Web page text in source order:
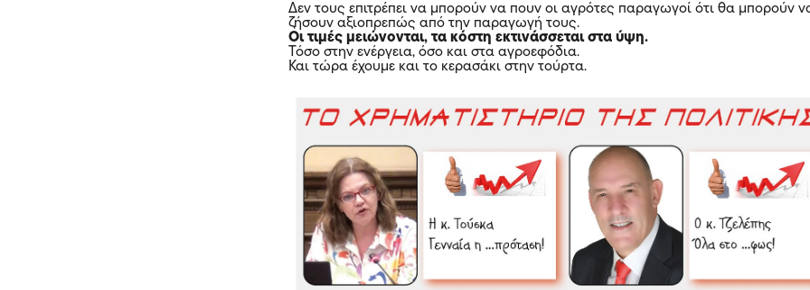
Δεν τους επιτρέπει να μπορούν να πουν οι αγρότες παραγωγοί ότι θα μπορούν
ζήσουν αξιοπρεπώς από την παραγωγή τους.
Οι τιμές μειώνονται, τα κόστη εκτινάσσεται στα ύψη.
Τόσο στην ενέργεια, όσο και στα αγροεφόδια.
Και τώρα έχουμε και το κερασάκι στην τούρτα.